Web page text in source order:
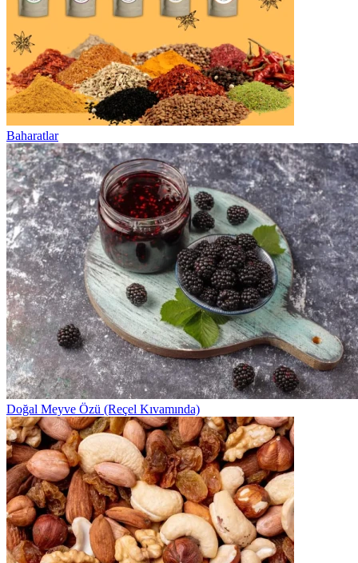
Baharatlar
Doğal Meyve Özü (Reçel Kıvamında)